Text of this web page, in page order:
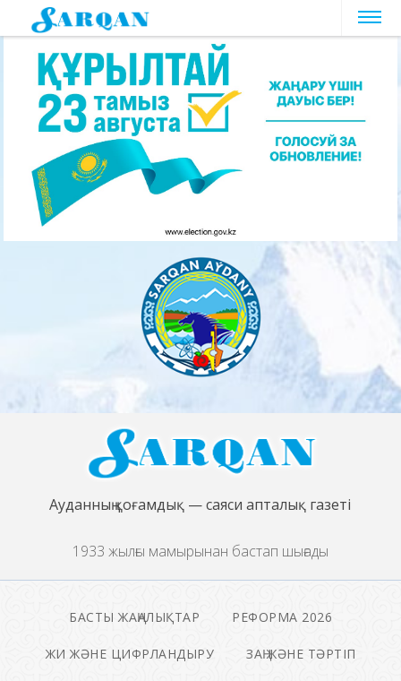
Ауданның қоғамдық — саяси апталық газеті
1933 жылғы мамырынан бастап шығады
БАСТЫ ЖАҢАЛЫҚТАР РЕФОРМА 2026
ЖИ ЖӘНЕ ЦИФРЛАНДЫРУ ЗАҢ ЖӘНЕ ТӘРТІП